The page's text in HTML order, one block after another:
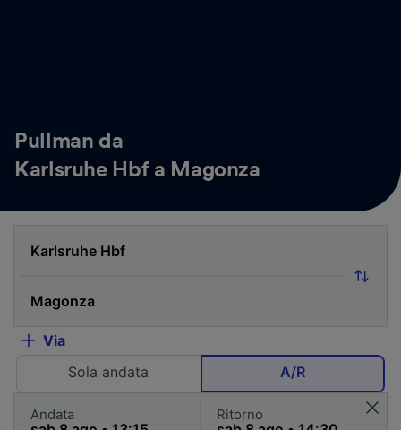
Pullman da
Karlsruhe Hbf a Magonza
Via
Sola andata
A/R
Andata Ritorno